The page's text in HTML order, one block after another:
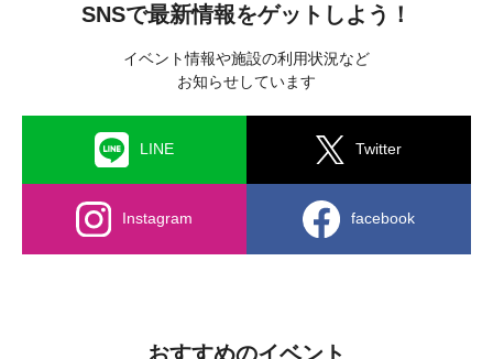
SNSで最新情報をゲットしよう！
イベント情報や施設の利用状況など
お知らせしています
LINE Twitter
Instagram facebook
おすすめのイベント